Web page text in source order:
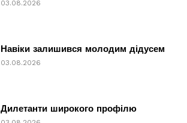
03.08.2026
Навіки залишився молодим дідусем
03.08.2026
Дилетанти широкого профілю